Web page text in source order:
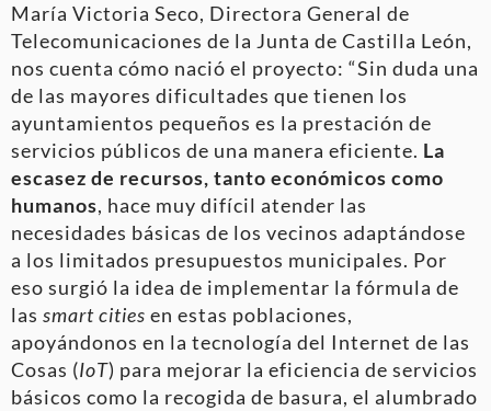
María Victoria Seco, Directora General de
Telecomunicaciones de la Junta de Castilla León,
nos cuenta cómo nació el proyecto: “Sin duda una
de las mayores dificultades que tienen los
ayuntamientos pequeños es la prestación de
servicios públicos de una manera eficiente. La
escasez de recursos, tanto económicos como
humanos, hace muy difícil atender las
necesidades básicas de los vecinos adaptándose
a los limitados presupuestos municipales. Por
eso surgió la idea de implementar la fórmula de
las smart cities en estas poblaciones,
apoyándonos en la tecnología del Internet de las
Cosas (IoT) para mejorar la eficiencia de servicios
básicos como la recogida de basura, el alumbrado